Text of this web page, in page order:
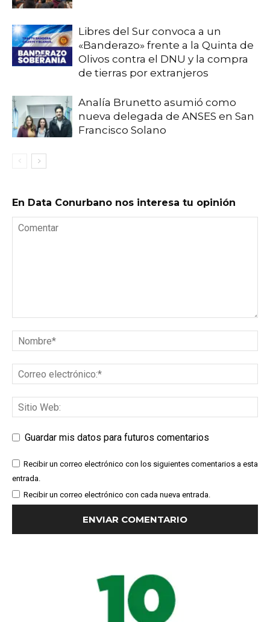
Libres del Sur convoca a un
«Banderazo» frente a la Quinta de
Olivos contra el DNU y la compra
de tierras por extranjeros
Analía Brunetto asumió como
nueva delegada de ANSES en San
Francisco Solano
En Data Conurbano nos interesa tu opinión
Guardar mis datos para futuros comentarios
Recibir un correo electrónico con los siguientes comentarios a esta
entrada.
Recibir un correo electrónico con cada nueva entrada.